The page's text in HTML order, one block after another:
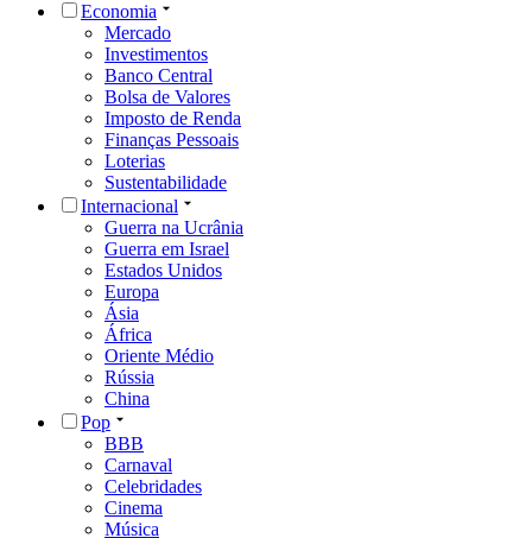
Economia
Mercado
Investimentos
Banco Central
Bolsa de Valores
Imposto de Renda
Finanças Pessoais
Loterias
Sustentabilidade
Internacional
Guerra na Ucrânia
Guerra em Israel
Estados Unidos
Europa
Ásia
África
Oriente Médio
Rússia
China
Pop
BBB
Carnaval
Celebridades
Cinema
Música